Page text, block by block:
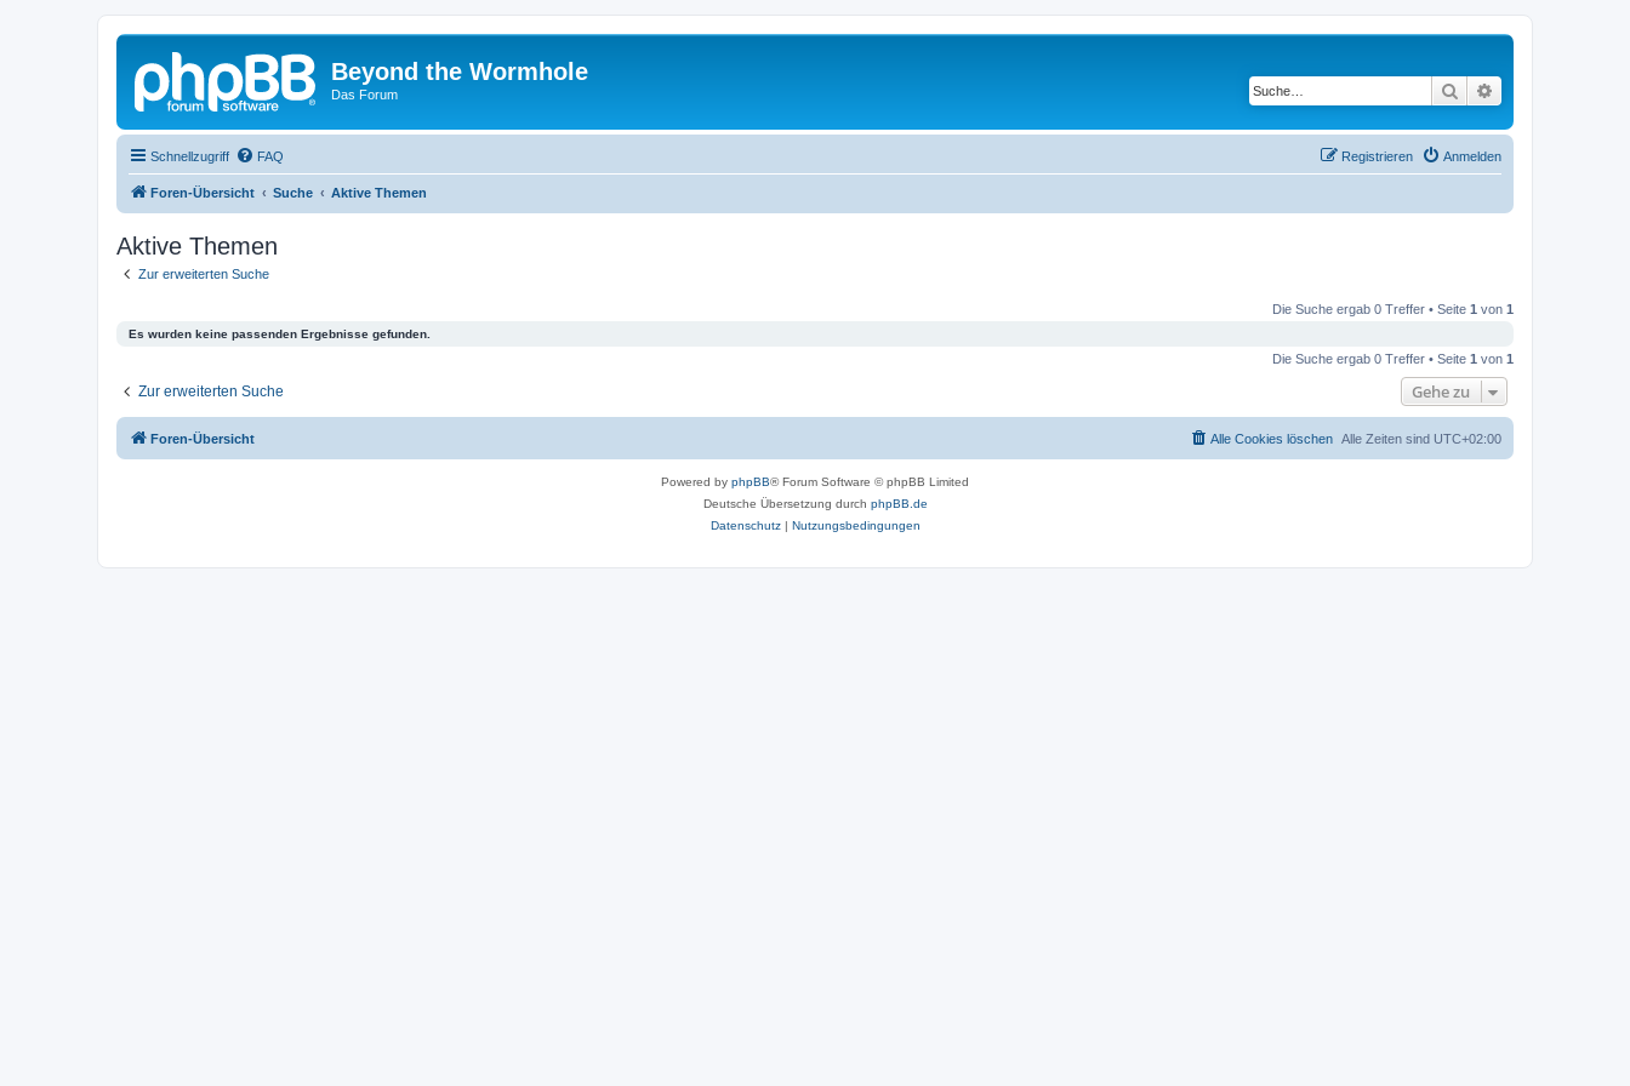
Beyond the Wormhole
Das Forum Suche
Schnellzugriff FAQ Anmelden
Registrieren
Foren-Übersicht Suche Aktive Themen
Aktive Themen
Zur erweiterten Suche
Die Suche ergab 0 Treffer • Seite 1 von 1
Es wurden keine passenden Ergebnisse gefunden.
Die Suche ergab 0 Treffer • Seite 1 von 1
Zur erweiterten Suche Gehe zu
Foren-Übersicht Alle Zeiten sind UTC+02:00
Alle Cookies löschen
Powered by phpBB® Forum Software © phpBB Limited
Deutsche Übersetzung durch phpBB.de
Datenschutz| Nutzungsbedingungen